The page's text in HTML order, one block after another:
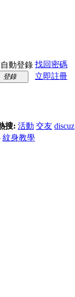
自動登錄 找回密碼
登錄
立即註冊
搜: 活動 交友 discuz
紋身教學